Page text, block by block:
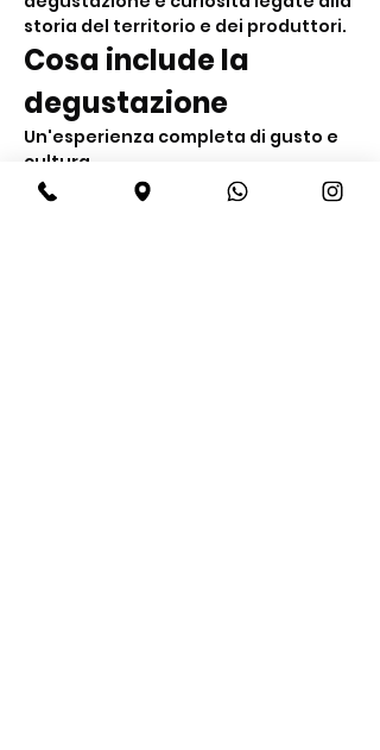
storia del territorio e dei produttori.
Cosa include la
degustazione
Un'esperienza completa di gusto e
cultura
Degustazione di
4 o 5 vini